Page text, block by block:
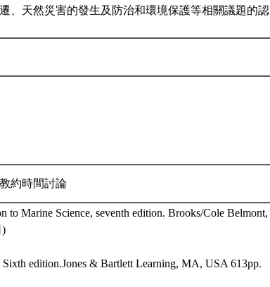
、天然災害的發生及防治和環境保護等相關議題的認
約時間討論
to Marine Science, seventh edition. Brooks/Cole Belmont,
)
edition.Jones & Bartlett Learning, MA, USA 613pp.